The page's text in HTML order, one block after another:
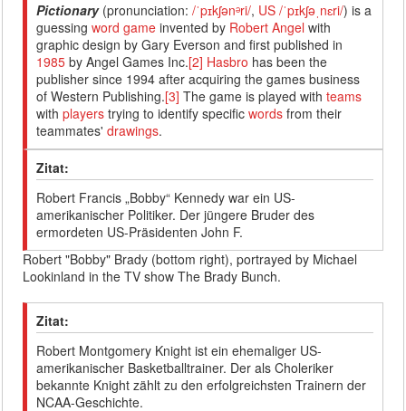
Pictionary(pronunciation:/ˈpɪkʃənᵊri/, US /ˈpɪkʃəˌnɛri/) is a
guessingword game invented by Robert Angel with
graphic design by Gary Everson and first published in
1985 by Angel Games Inc.[2] Hasbro has been the
publisher since 1994 after acquiring the games business
of Western Publishing.[3] The game is played withteams
withplayers trying to identify specificwords from their
teammates'drawings.
Zitat:
Robert Francis „Bobby“ Kennedy war ein US-
amerikanischer Politiker. Der jüngere Bruder des
ermordeten US-Präsidenten John F.
Robert "Bobby" Brady (bottom right), portrayed by Michael
Lookinland in the TV show The Brady Bunch.
Zitat:
Robert Montgomery Knight ist ein ehemaliger US-
amerikanischer Basketballtrainer. Der als Choleriker
bekannte Knight zählt zu den erfolgreichsten Trainern der
NCAA-Geschichte.